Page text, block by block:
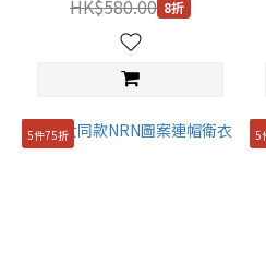
HK$580.00 8折
5件75折 5